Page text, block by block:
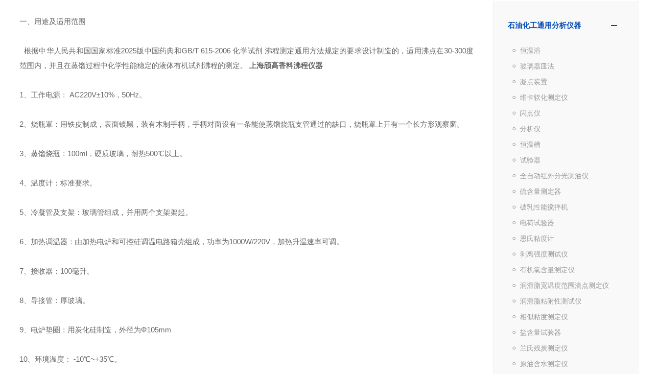
石油化工通用分析仪器
恒温浴
玻璃器皿法
凝点装置
维卡软化测定仪
闪点仪
分析仪
恒温槽
试验器
全自动红外分光测油仪
硫含量测定器
破乳性能搅拌机
电荷试验器
恩氏粘度计
剥离强度测试仪
有机氯含量测定仪
润滑脂宽温度范围滴点测定仪
润滑脂粘附性测试仪
相似粘度测定仪
盐含量试验器
兰氏残炭测定仪
原油含水测定仪
一、用途及适用范围
根据中华人民共和国国家标准2025版中国药典和GB/T 615-2006 化学试剂 沸程测定通用方法规定的要求设计制造的，适用沸点在30-300度
范围内，并且在蒸馏过程中化学性能稳定的液体有机试剂沸程的测定。
上海颀高香料沸程仪器
1、工作电源： AC220V±10%，50Hz。
2、烧瓶罩：用铁皮制成，表面镀黑，装有木制手柄，手柄对面设有一条能使蒸馏烧瓶支管通过的缺口，烧瓶罩上开有一个长方形观察窗。
3、蒸馏烧瓶：100ml，硬质玻璃，耐热500℃以上。
4、温度计：标准要求。
5、冷凝管及支架：玻璃管组成，并用两个支架架起。
6、加热调温器：由加热电炉和可控硅调温电路箱壳组成，功率为1000W/220V，加热升温速率可调。
7、接收器：100毫升。
8、导接管：厚玻璃。
9、电炉垫圈：用炭化硅制造，外径为Φ105mm
10、环境温度： -10℃~+35℃。